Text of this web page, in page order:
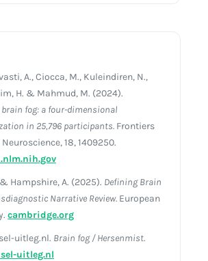
A., Ciocca, M., Kuleindiren, N.,
H. & Mahmud, M. (2024).
brain fog: a four-dimensional
in 25,796 participants. Frontiers
18, 1409250.
Hampshire, A. (2025). Defining Brain
Narrative Review. European
cambridge.org
uitleg.nl. Brain fog / Hersenmist.
uitleg.nl